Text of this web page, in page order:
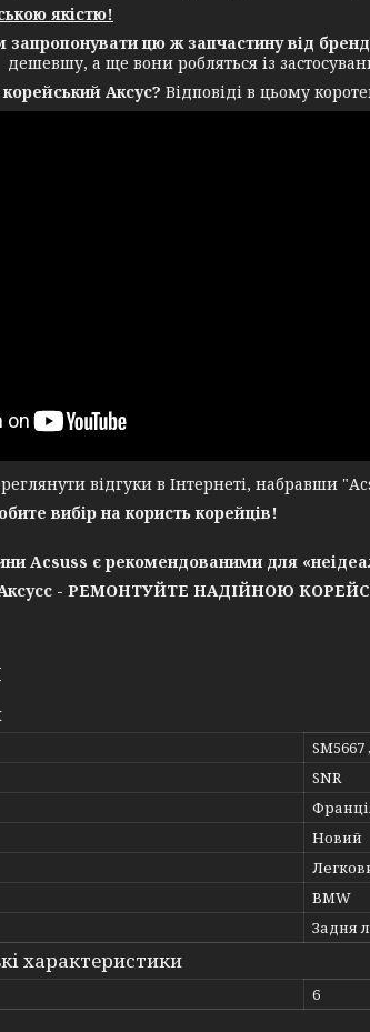
якістю!
цю ж запчастину від
дешевшу, а ще вони робляться із
корейський Аксус? Відповіді в цьому
відгуки в Інтернеті, набравши
вибір на користь корейців!
Acsuss є рекомендованими для
Аксусс - РЕМОНТУЙТЕ НАДІЙНОЮ
SM5667
SNR
Новий
BMW
Задня
характеристики
6